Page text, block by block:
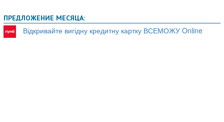
ПРЕДЛОЖЕНИЕ МЕСЯЦА:
Відкривайте вигідну кредитну картку ВСЕМОЖУ Online